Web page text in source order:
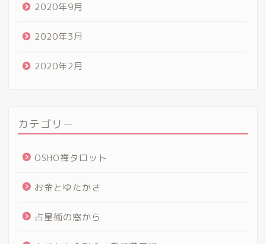
2020年9月
2020年3月
2020年2月
カテゴリー
OSHO禅タロット
お金とゆたかさ
占星術の窓から